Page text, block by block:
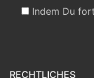
Indem Du
RECHTLICHES